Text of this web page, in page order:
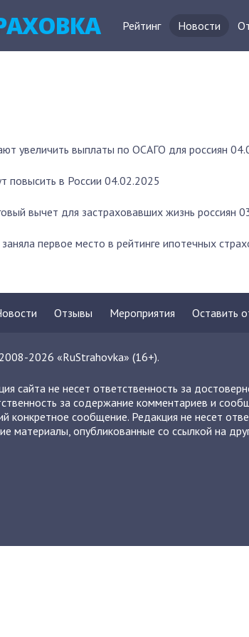
Рейтинг Новости
увеличить выплаты по ОСАГО для россиян
повысить в России 04.02.2025
вычет для застраховавших жизнь россиян
первое место в рейтинге ипотечных
Отзывы Мероприятия Оставить
2026 «RuStrahovka» (16+).
сайта не несет ответственность за
за содержание комментариев и
конкретное сообщение. Редакция не несет
материалы, опубликованные со ссылкой на